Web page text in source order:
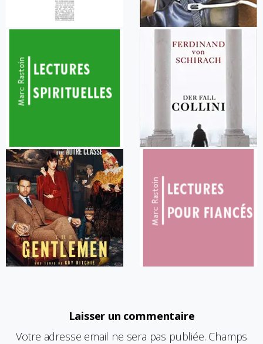
Laisser un commentaire
Votre adresse email ne sera pas publiée. Champs